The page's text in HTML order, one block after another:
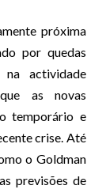
próxima
por quedas
actividade
as novas
temporário e
crise. Até
o Goldman
previsões de